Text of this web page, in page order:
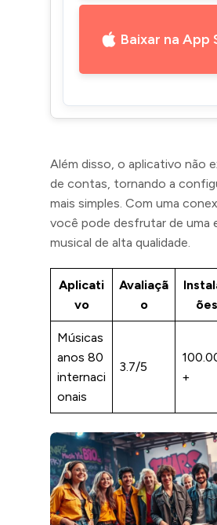
Baixar na App
Além disso, o aplicativo não
de contas, tornando a
mais simples. Com uma
você pode desfrutar de uma
musical de alta qualidade.
Aplicati
vo
Avaliaçã
o
ões
Músicas
anos 80
internaci
onais
3.7/5
+